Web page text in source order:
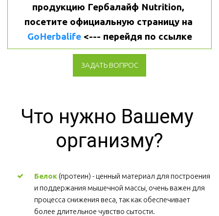
продукцию Гербалайф Nutrition,
GoHerbalife <--- перейдя по ссылке
ЗАДАТЬ ВОПРОС
Что нужно Вашему
организму?
Белок (протеин) - ценный материал для построения
и поддержания мышечной массы, очень важен для
процесса снижения веса, так как обеспечивает
более длительное чувство сытости.